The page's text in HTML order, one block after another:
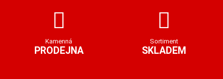
Kamenná
PRODEJNA
Sortiment
SKLADEM